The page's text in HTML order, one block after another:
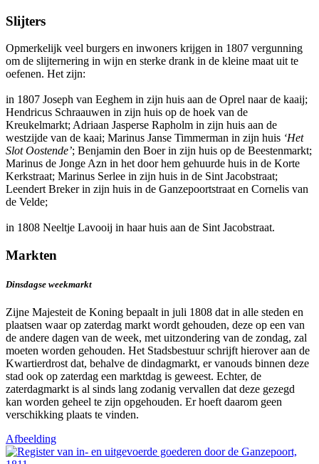
Slijters
Opmerkelijk veel burgers en inwoners krijgen in 1807 vergunning
om de slijternering in wijn en sterke drank in de kleine maat uit te
oefenen. Het zijn:
in 1807 Joseph van Eeghem in zijn huis aan de Oprel naar de kaaij;
Hendricus Schraauwen in zijn huis op de hoek van de
Kreukelmarkt; Adriaan Jasperse Rapholm in zijn huis aan de
westzijde van de kaai; Marinus Janse Timmerman in zijn huis ‘Het
Slot Oostende’; Benjamin den Boer in zijn huis op de Beestenmarkt;
Marinus de Jonge Azn in het door hem gehuurde huis in de Korte
Kerkstraat; Marinus Serlee in zijn huis in de Sint Jacobstraat;
Leendert Breker in zijn huis in de Ganzepoortstraat en Cornelis van
de Velde;
in 1808 Neeltje Lavooij in haar huis aan de Sint Jacobstraat.
Markten
Dinsdagse weekmarkt
Zijne Majesteit de Koning bepaalt in juli 1808 dat in alle steden en
plaatsen waar op zaterdag markt wordt gehouden, deze op een van
de andere dagen van de week, met uitzondering van de zondag, zal
moeten worden gehouden. Het Stadsbestuur schrijft hierover aan de
Kwartierdrost dat, behalve de dindagmarkt, er vanouds binnen deze
stad ook op zaterdag een marktdag is geweest. Echter, de
zaterdagmarkt is al sinds lang zodanig vervallen dat deze gezegd
kan worden geheel te zijn opgehouden. Er hoeft daarom geen
verschikking plaats te vinden.
Afbeelding